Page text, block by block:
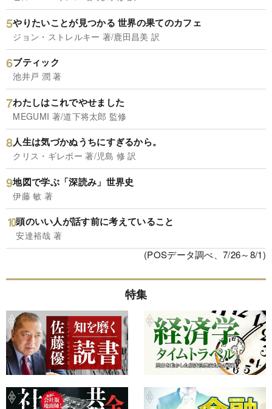
やりたいことが見つかる 世界の果てのカフェ
ジョン・ストレルキー 著/鹿田昌美 訳
ブティック
池井戸 潤 著
わたしはこれでやせました
MEGUMI 著/道下将太郎 監修
人生は気づかぬうちにすぎるから。
クリス・ギレボー 著/児島 修 訳
地図で学ぶ「深読み」世界史
伊藤 敏 著
頭のいい人が話す前に考えていること
安達裕哉 著
(POSデータ調べ、7/26～8/1)
特集